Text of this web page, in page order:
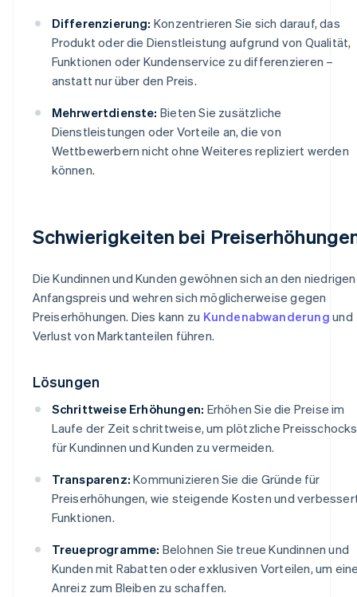
Differenzierung: Konzentrieren Sie sich darauf, das
Produkt oder die Dienstleistung aufgrund von Qualität,
Funktionen oder Kundenservice zu differenzieren –
anstatt nur über den Preis.
Mehrwertdienste: Bieten Sie zusätzliche
Dienstleistungen oder Vorteile an, die von
Wettbewerbern nicht ohne Weiteres repliziert werden
können.
Schwierigkeiten bei
Die Kundinnen und Kunden gewöhnen sich an den niedrigen
Anfangspreis und wehren sich möglicherweise gegen
Preiserhöhungen. Dies kann zu Kundenabwanderung und
Verlust von Marktanteilen führen.
Lösungen
Schrittweise Erhöhungen: Erhöhen Sie die Preise im
Laufe der Zeit schrittweise, um plötzliche Preisschocks
für Kundinnen und Kunden zu vermeiden.
Transparenz: Kommunizieren Sie die Gründe für
Preiserhöhungen, wie steigende Kosten und
Funktionen.
Treueprogramme: Belohnen Sie treue Kundinnen und
Kunden mit Rabatten oder exklusiven Vorteilen, um
Anreiz zum Bleiben zu schaffen.